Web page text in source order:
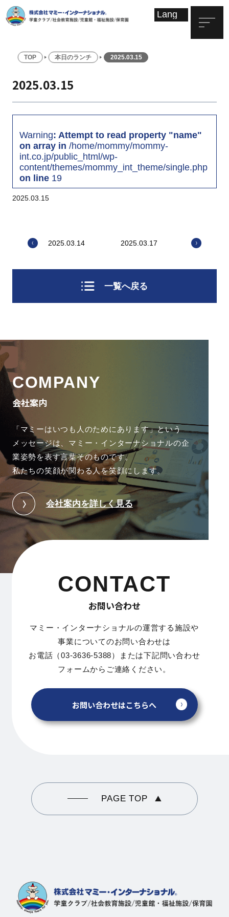
TOP 本日のランチ 2025.03.15
2025.03.15
Warning: Attempt to read property "name"
on array in /home/mommy/mommy-
int.co.jp/public_html/wp-
content/themes/mommy_int_theme/single.php
on line 19
2025.03.15
2025.03.14 2025.03.17
一覧へ戻る
COMPANY
会社案内
「マミーはいつも人のためにあります」という
メッセージは、 マミー・インターナショナルの企
業姿勢を表す言葉そのものです。
私たちの笑顔が関わる人を笑顔にします。
会社案内を詳しく見る
CONTACT
お問い合わせ
マミー・インターナショナルの運営する施設や
事業についてのお問い合わせは
お電話（03-3636-5388）または下記問い合わせ
フォームからご連絡ください。
お問い合わせはこちらへ
PAGE TOP